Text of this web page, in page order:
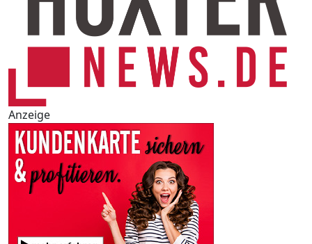
Anzeige